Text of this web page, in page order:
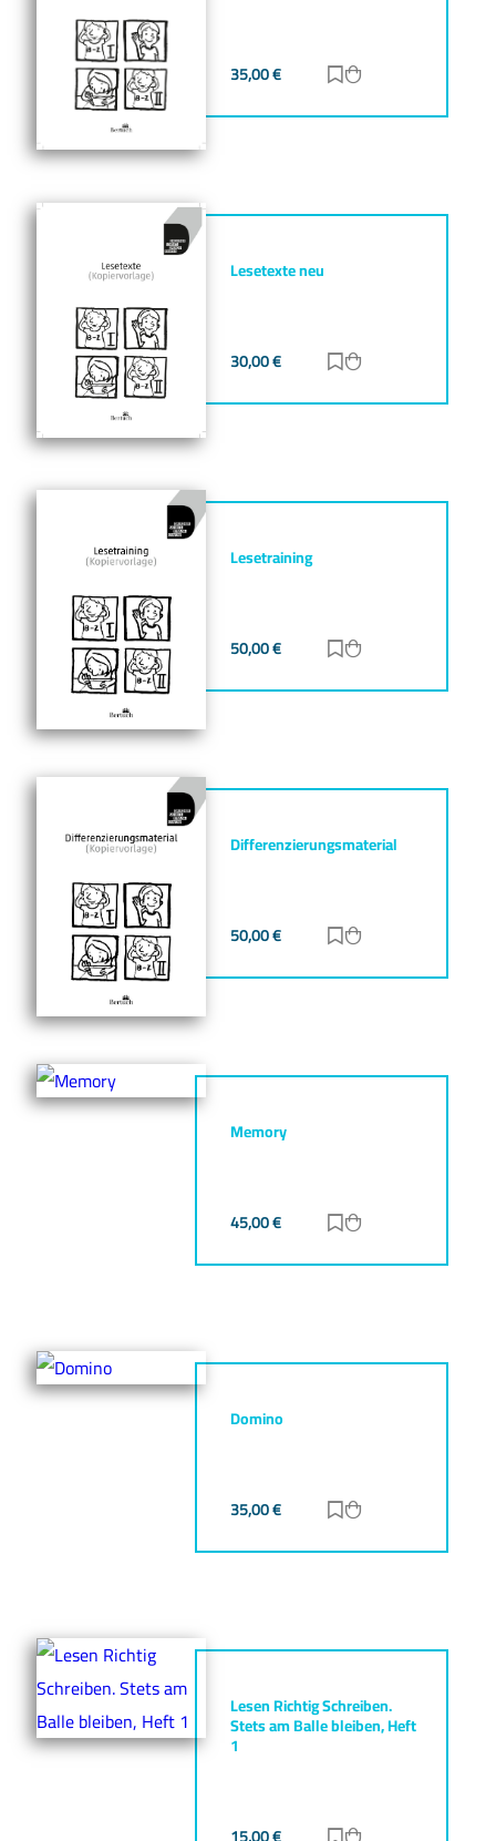
35,00€ Zur Merkliste
Lesetexte neu
30,00€ Zur Merkliste
Lesetraining
50,00€ Zur Merkliste
Differenzierungsmaterial
50,00€ Zur Merkliste
Memory
45,00€ Zur Merkliste
Domino
35,00€ Zur Merkliste
Lesen Richtig Schreiben.
Stets am Balle bleiben, Heft
1